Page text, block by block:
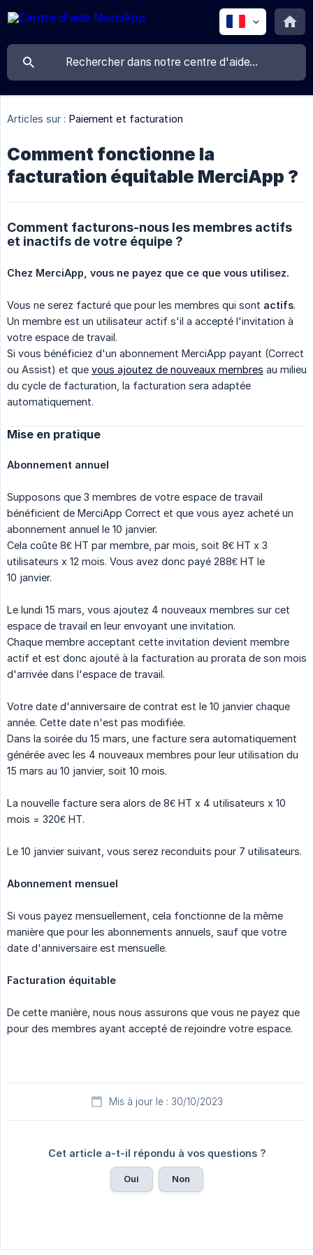
Articles sur : Paiement et facturation
Comment fonctionne la
facturation équitable MerciApp ?
Comment facturons-nous les membres actifs
et inactifs de votre équipe ?
Chez MerciApp, vous ne payez que ce que vous utilisez.
Vous ne serez facturé que pour les membres qui sont actifs.
Un membre est un utilisateur actif s'il a accepté l'invitation à
votre espace de travail.
Si vous bénéficiez d'un abonnement MerciApp payant (Correct
ou Assist) et que vous ajoutez de nouveaux membres au milieu
du cycle de facturation, la facturation sera adaptée
automatiquement.
Mise en pratique
Abonnement annuel
Supposons que 3 membres de votre espace de travail
bénéficient de MerciApp Correct et que vous ayez acheté un
abonnement annuel le 10 janvier.
Cela coûte 8€ HT par membre, par mois, soit 8€ HT x 3
utilisateurs x 12 mois. Vous avez donc payé 288€ HT le
10 janvier.
Le lundi 15 mars, vous ajoutez 4 nouveaux membres sur cet
espace de travail en leur envoyant une invitation.
Chaque membre acceptant cette invitation devient membre
actif et est donc ajouté à la facturation au prorata de son mois
d'arrivée dans l'espace de travail.
Votre date d'anniversaire de contrat est le 10 janvier chaque
année. Cette date n'est pas modifiée.
Dans la soirée du 15 mars, une facture sera automatiquement
générée avec les 4 nouveaux membres pour leur utilisation du
15 mars au 10 janvier, soit 10 mois.
La nouvelle facture sera alors de 8€ HT x 4 utilisateurs x 10
mois = 320€ HT.
Le 10 janvier suivant, vous serez reconduits pour 7 utilisateurs.
Abonnement mensuel
Si vous payez mensuellement, cela fonctionne de la même
manière que pour les abonnements annuels, sauf que votre
date d'anniversaire est mensuelle.
Facturation équitable
De cette manière, nous nous assurons que vous ne payez que
pour des membres ayant accepté de rejoindre votre espace.
Mis à jour le : 30/10/2023
Cet article a-t-il répondu à vos questions ?
Oui Non